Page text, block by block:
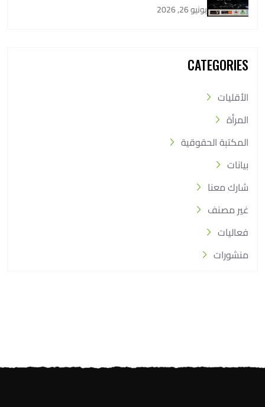
يونيو 26, 2026
CATEGORIES
الأقليات
المرأة
المكتبة الحقوقية
بيانات
شارك معنا
غير مصنف
فعاليات
منشورات